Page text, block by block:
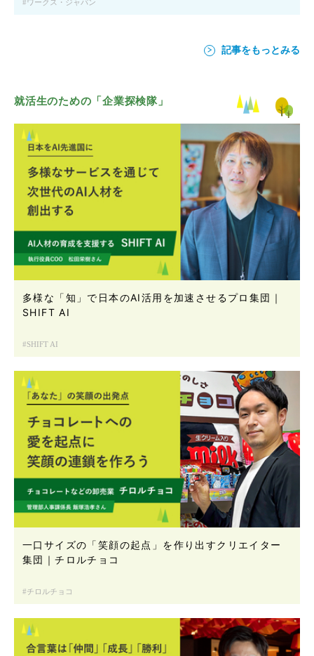
ワークス・ジャパン
記事をもっとみる
就活生のための「企業探検隊」
多様な「知」で日本のAI活用を加速させるプロ集団｜
SHIFT AI
SHIFT AI
一口サイズの「笑顔の起点」を作り出すクリエイター
集団｜チロルチョコ
チロルチョコ